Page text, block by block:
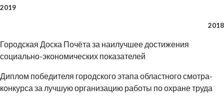
2019
2018
Городская Доска Почёта за наилучшее достижения
социально-экономических показателей
Диплом победителя городского этапа областного смотра-
конкурса за лучшую организацию работы по охране труда